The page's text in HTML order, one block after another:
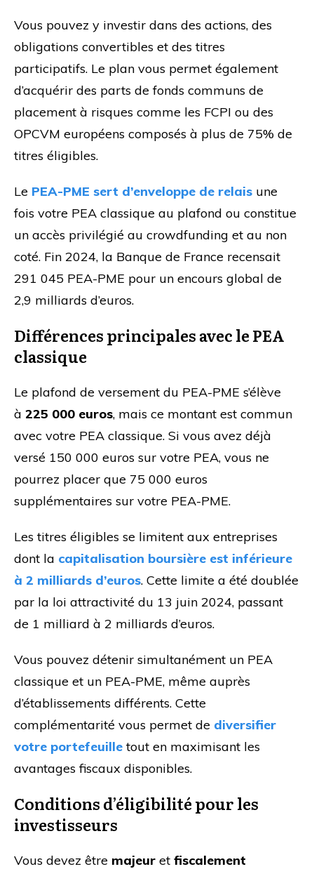
Vous pouvez y investir dans des actions, des
obligations convertibles et des titres
participatifs. Le plan vous permet également
d’acquérir des parts de fonds communs de
placement à risques comme les FCPI ou des
OPCVM européens composés à plus de 75% de
titres éligibles.
Le PEA-PME sert d’enveloppe de relais une
fois votre PEA classique au plafond ou constitue
un accès privilégié au crowdfunding et au non
coté. Fin 2024, la Banque de France recensait
291 045 PEA-PME pour un encours global de
2,9 milliards d’euros.
Différences principales avec le PEA
classique
Le plafond de versement du PEA-PME s’élève
à 225 000 euros, mais ce montant est commun
avec votre PEA classique. Si vous avez déjà
versé 150 000 euros sur votre PEA, vous ne
pourrez placer que 75 000 euros
supplémentaires sur votre PEA-PME.
Les titres éligibles se limitent aux entreprises
dont la capitalisation boursière est inférieure
à 2 milliards d’euros. Cette limite a été doublée
par la loi attractivité du 13 juin 2024, passant
de 1 milliard à 2 milliards d’euros.
Vous pouvez détenir simultanément un PEA
classique et un PEA-PME, même auprès
d’établissements différents. Cette
complémentarité vous permet de diversifier
votre portefeuilletout en maximisant les
avantages fiscaux disponibles.
Conditions d’éligibilité pour les
investisseurs
Vous devez être majeur et fiscalement